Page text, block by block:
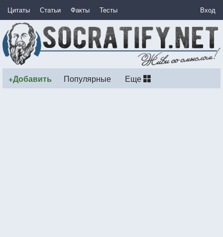
Цитаты Статьи Факты Тесты Вход
+Добавить Популярные Еще